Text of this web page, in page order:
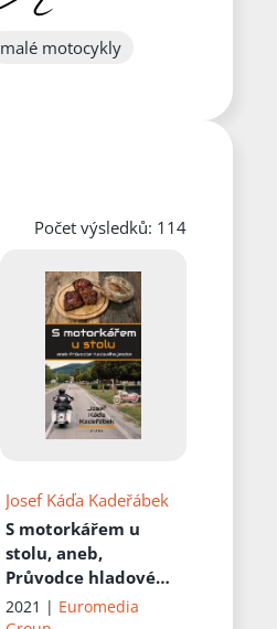
malé motocykly
Počet výsledků: 114
Josef Káďa Kadeřábek
S motorkářem u
stolu, aneb,
Průvodce hladového
jezdce
2021 | Euromedia